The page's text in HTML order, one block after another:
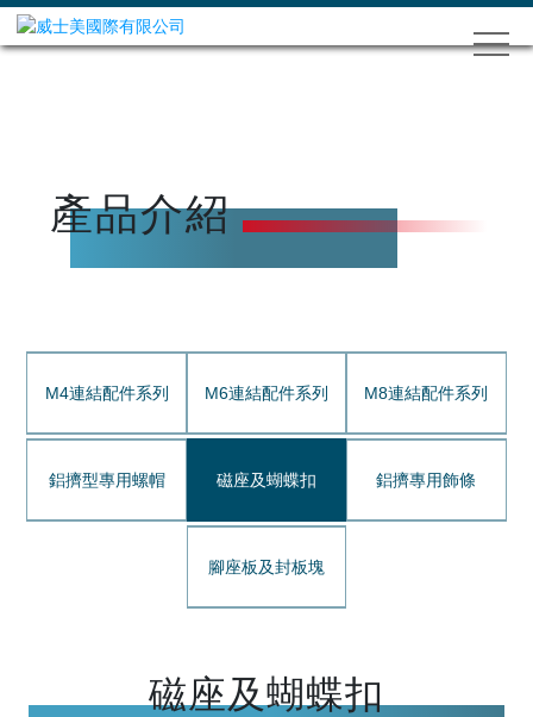
產品介紹
M4連結配件系列 M6連結配件系列 M8連結配件系列
鋁擠型專用螺帽 磁座及蝴蝶扣 鋁擠專用飾條
腳座板及封板塊
磁座及蝴蝶扣